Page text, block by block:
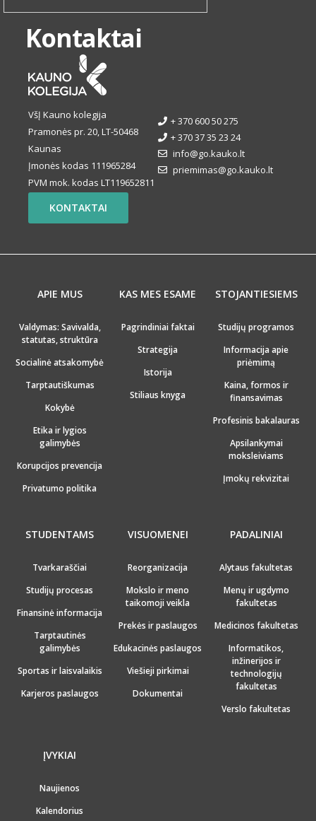
Kontaktai
VšĮ Kauno kolegija
Pramonės pr. 20, LT-50468
Kaunas
Įmonės kodas 111965284
PVM mok. kodas LT119652811
+ 370 600 50 275
+ 370 37 35 23 24
info@go.kauko.lt
priemimas@go.kauko.lt
KONTAKTAI
APIE MUS
Valdymas: Savivalda,
statutas, struktūra
Socialinė atsakomybė
Tarptautiškumas
Kokybė
Etika ir lygios
galimybės
Korupcijos prevencija
Privatumo politika
KAS MES ESAME
Pagrindiniai faktai
Strategija
Istorija
Stiliaus knyga
STOJANTIESIEMS
Studijų programos
Informacija apie
priėmimą
Kaina, formos ir
finansavimas
Profesinis bakalauras
Apsilankymai
moksleiviams
Įmokų rekvizitai
STUDENTAMS
Tvarkaraščiai
Studijų procesas
Finansinė informacija
Tarptautinės
galimybės
Sportas ir laisvalaikis
Karjeros paslaugos
VISUOMENEI
Reorganizacija
Mokslo ir meno
taikomoji veikla
Prekės ir paslaugos
Edukacinės paslaugos
Viešieji pirkimai
Dokumentai
PADALINIAI
Alytaus fakultetas
Menų ir ugdymo
fakultetas
Medicinos fakultetas
Informatikos,
inžinerijos ir
technologijų
fakultetas
Verslo fakultetas
ĮVYKIAI
Naujienos
Kalendorius